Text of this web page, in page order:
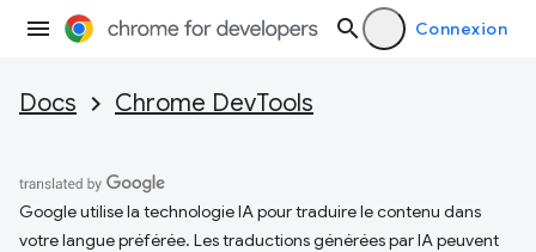
Connexion
Docs Chrome DevTools
Google utilise la technologie IA pour traduire le contenu dans
votre langue préférée. Les traductions générées par IA peuvent